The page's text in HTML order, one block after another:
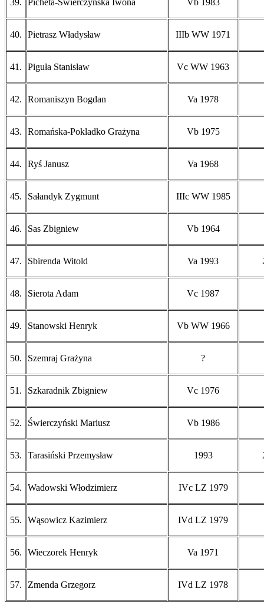
40. Pietrasz Władysław IIIb WW 1971
41. Piguła Stanisław Vc WW 1963
42. Romaniszyn Bogdan Va 1978
43. Romańska-Pokladko Grażyna Vb 1975
44. Ryś Janusz Va 1968
45. Sałandyk Zygmunt IIIc WW 1985
46. Sas Zbigniew Vb 1964
47. Sbirenda Witold Va 1993
48. Sierota Adam Vc 1987
49. Stanowski Henryk Vb WW 1966
50. Szemraj Grażyna ?
51. Szkaradnik Zbigniew Vc 1976
52. Świerczyński Mariusz Vb 1986
53. Tarasiński Przemysław 1993
54. Wadowski Włodzimierz IVc LZ 1979
55. Wąsowicz Kazimierz IVd LZ 1979
56. Wieczorek Henryk Va 1971
57. Zmenda Grzegorz IVd LZ 1978